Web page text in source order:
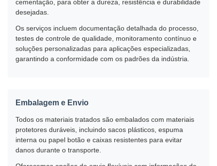
cementação, para obter a dureza, resistência e durabilidade
desejadas.
Os serviços incluem documentação detalhada do processo,
testes de controle de qualidade, monitoramento contínuo e
soluções personalizadas para aplicações especializadas,
garantindo a conformidade com os padrões da indústria.
Embalagem e Envio
Todos os materiais tratados são embalados com materiais
protetores duráveis, incluindo sacos plásticos, espuma
interna ou papel botão e caixas resistentes para evitar
danos durante o transporte.